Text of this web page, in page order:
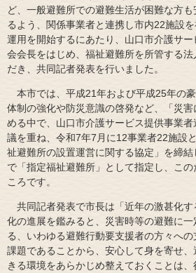
ど、一般避難所での避難生活が困難な方
るよう、関係事業者と連携し市内22施設
運用を開始するにあたり、山口市介護サ
会会長をはじめ、福祉避難所を所管する
だき、共同記者発表を行いました。
本市では、平成21年および平成25年の
体制の強化や防災意識の啓発など、「災
める中で、山口市介護サービス提供事業
議を重ね、令和7年7月に12事業者22施設
祉避難所の設置運営に関する協定」を締
で「指定福祉避難所」として指定し、こ
ころです。
共同記者発表で市長は「近年の激甚化す
化の進展を鑑みると、災害時等の避難に
る、いわゆる避難行動要支援者の方々へ
課題であることから、安心して身を寄せ
きる環境をあらかじめ整えておくことは